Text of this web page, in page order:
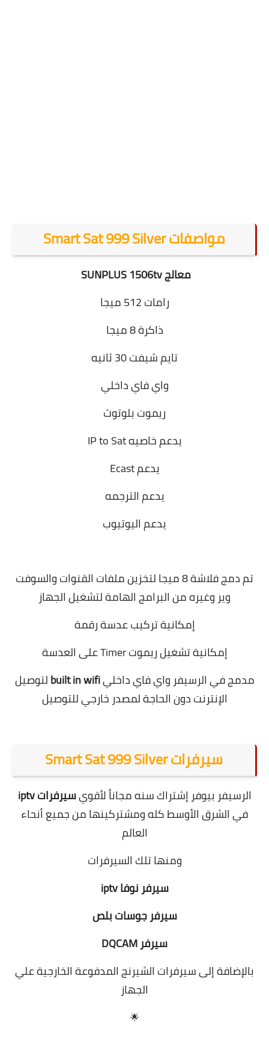
مواصفات Smart Sat 999 Silver
معالج SUNPLUS 1506tv
رامات 512 ميجا
ذاكرة 8 ميجا
تايم شيفت 30 ثانيه
واي فاي داخلي
ريموت بلوتوث
يدعم خاصيه IP to Sat
يدعم Ecast
يدعم الترجمه
يدعم اليوتيوب
تم دمج فلاشة 8 ميجا لتخزين ملفات القنوات والسوفت
وير وغيره من البرامج الهامة لتشغيل الجهاز
إمكانية تركيب عدسة رقمة
إمكانية تشغيل ريموت Timer على العدسة
مدمج في الرسيفر واي فاي داخليbuilt in wifiلتوصيل
الإنترنت دون الحاجة لمصدر خارجي للتوصيل
سيرفرات Smart Sat 999 Silver
الرسيفر بيوفر إشتراك سنه مجاناً لأقويسيرفرات iptv
في الشرق الأوسط كله ومشتركينها من جميع أنحاء
العالم
ومنها تلك السيرفرات
سيرفر نوفا iptv
سيرفر جوسات بلص
سيرفر DQCAM
بالإضافة إلى سيرفرات الشيرنج المدفوعة الخارجية علي
الجهاز
🌟